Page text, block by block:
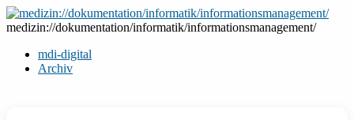
Zum
Inhalt
medizin://dokumentation/informatik/informationsmanagement/
mdi-digital
Archiv